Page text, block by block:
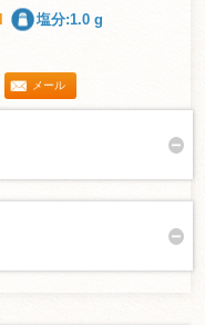
塩分:1.0 g
メール